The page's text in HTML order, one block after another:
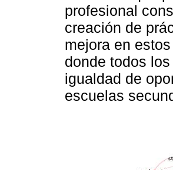
profesional
creación de
mejora en
donde todos
igualdad de
escuelas